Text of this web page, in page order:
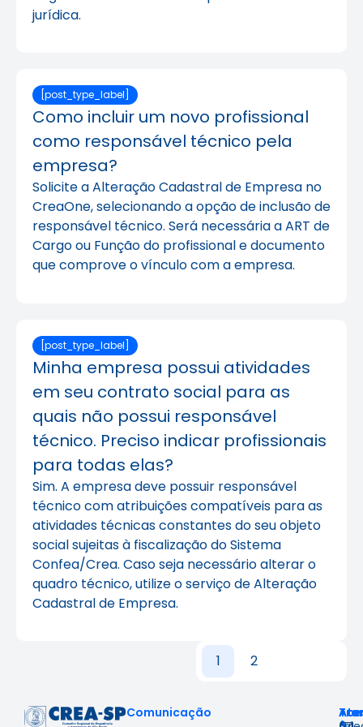
jurídica.
[post_type_label]
Como incluir um novo profissional
como responsável técnico pela
empresa?
Solicite a Alteração Cadastral de Empresa no
CreaOne, selecionando a opção de inclusão de
responsável técnico. Será necessária a ART de
Cargo ou Função do profissional e documento
que comprove o vínculo com a empresa.
[post_type_label]
Minha empresa possui atividades
em seu contrato social para as
quais não possui responsável
técnico. Preciso indicar profissionais
para todas elas?
Sim. A empresa deve possuir responsável
técnico com atribuições compatíveis para as
atividades técnicas constantes do seu objeto
social sujeitas à fiscalização do Sistema
Confea/Crea. Caso seja necessário alterar o
quadro técnico, utilize o serviço de Alteração
Cadastral de Empresa.
1 2
Comunicação